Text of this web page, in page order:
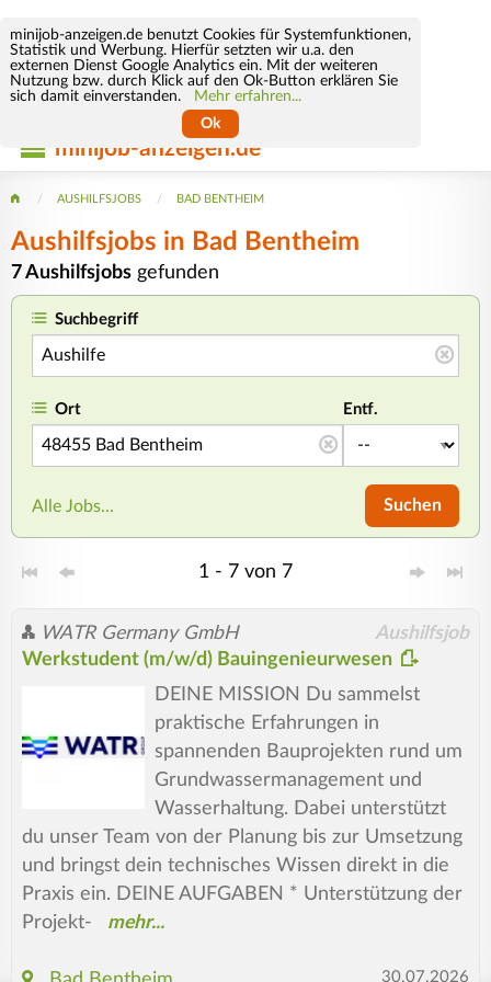
minijob-anzeigen.de benutzt Cookies für Systemfunktionen,
Statistik und Werbung. Hierfür setzten wir u.a. den
externen Dienst Google Analytics ein. Mit der weiteren
Nutzung bzw. durch Klick auf den Ok-Button erklären Sie
sich damit einverstanden.
Mehr erfahren...
Ok
minijob-anzeigen.de
AUSHILFSJOBS BAD BENTHEIM
Aushilfsjobs in Bad Bentheim
7 Aushilfsjobs gefunden
Suchbegriff
Ort Entf.
Alle Jobs... Suchen
1 - 7 von 7
WATR Germany GmbH Aushilfsjob
Werkstudent (m/w/d) Bauingenieurwesen
DEINE MISSION Du sammelst
praktische Erfahrungen in
spannenden Bauprojekten rund um
Grundwassermanagement und
Wasserhaltung. Dabei unterstützt
du unser Team von der Planung bis zur Umsetzung
und bringst dein technisches Wissen direkt in die
Praxis ein. DEINE AUFGABEN * Unterstützung der
Projekt-
30.07.2026